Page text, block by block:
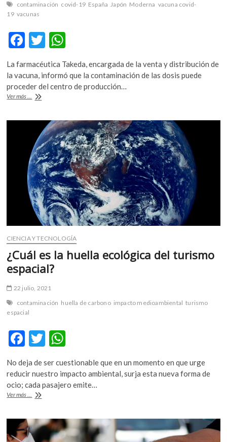
contaminación covid-19 España Japón Moderna vacuna covid-
19 vacunas
F
e
b
o
o
T
w
itt
er
h
at
s
p
p
La farmacéutica Takeda, encargada de la venta y distribución de
la vacuna, informó que la contaminación de las dosis puede
proceder del centro de producción…
Ver más ... Japón
aplicación
1.63
millones
de
vacunas
de
Moderna
por
contaminación
CIENCIA Y TECNOLOGÍA
¿Cuál es la huella ecológica del turismo
espacial?
22 julio, 2021
contaminación huella de carbono impacto medioambiental turismo
espacial
F
ac
e
b
o
o
k
T
itt
er
h
at
s
p
p
No deja de ser cuestionable que en un momento en que urge
reducir nuestro impacto ambiental, surja esta nueva forma de
ocio; cada pasajero emite…
Ver más ...
¿Cuál
huella
ecológica
del